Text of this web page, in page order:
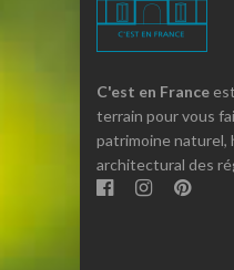
C'est en France
terrain pour vous
patrimoine naturel,
architectural des